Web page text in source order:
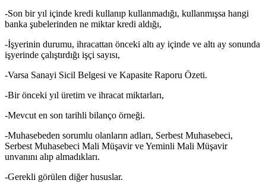
-Son bir yıl içinde kredi kullanıp kullanmadığı, kullanmışsa hangi
banka şubelerinden ne miktar kredi aldığı,
-İşyerinin durumu, ihracattan önceki altı ay içinde ve altı ay sonunda
işyerinde çalıştırdığı işçi sayısı,
-Varsa Sanayi Sicil Belgesi ve Kapasite Raporu Özeti.
-Bir önceki yıl üretim ve ihracat miktarları,
-Mevcut en son tarihli bilanço örneği.
-Muhasebeden sorumlu olanların adları, Serbest Muhasebeci,
Serbest Muhasebeci Mali Müşavir ve Yeminli Mali Müşavir
unvanını alıp almadıkları.
-Gerekli görülen diğer hususlar.